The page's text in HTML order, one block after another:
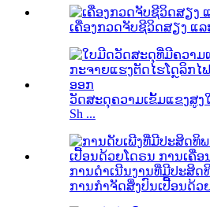
ເຄື່ອງກວດຈັບຊີວິດສຽງ ແລ
ວັດສະດຸຄວາມເຂັ້ມແຂງສູງ
Sh ...
ການດຳເນີນງານທີ່ມີປະສິດ
ການກຳຈັດສິ່ງປົນເປື້ອນດ້ວ